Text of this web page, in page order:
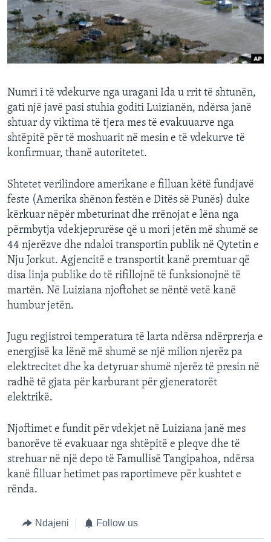
INTERVISTA
DITARI
Numri i të vdekurve nga uragani Ida u rrit të shtunën,
gati një javë pasi stuhia goditi Luizianën, ndërsa janë
shtuar dy viktima të tjera mes të evakuuarve nga
shtëpitë për të moshuarit në mesin e të vdekurve të
konfirmuar, thanë autoritetet.
Shtetet verilindore amerikane e filluan këtë fundjavë
feste (Amerika shënon festën e Ditës së Punës) duke
kërkuar nëpër mbeturinat dhe rrënojat e lëna nga
përmbytja vdekjeprurëse që u mori jetën më shumë se
44 njerëzve dhe ndaloi transportin publik në Qytetin e
Nju Jorkut. Agjencitë e transportit kanë premtuar që
disa linja publike do të rifillojnë të funksionojnë të
martën. Në Luiziana njoftohet se nëntë vetë kanë
humbur jetën.
Jugu regjistroi temperatura të larta ndërsa ndërprerja e
energjisë ka lënë më shumë se një milion njerëz pa
elektrecitet dhe ka detyruar shumë njerëz të presin në
radhë të gjata për karburant për gjeneratorët
elektrikë.
Njoftimet e fundit për vdekjet në Luiziana janë mes
banorëve të evakuaar nga shtëpitë e pleqve dhe të
strehuar në një depo të Famullisë Tangipahoa, ndërsa
kanë filluar hetimet pas raportimeve për kushtet e
rënda.
Ndajeni Follow us